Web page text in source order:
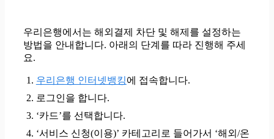
우리은행에서는 해외결제 차단 및 해제를 설정하는
방법을 안내합니다. 아래의 단계를 따라 진행해 주세
요.
우리은행 인터넷뱅킹에 접속합니다.
로그인을 합니다.
‘카드’를 선택합니다.
‘서비스 신청(이용)’ 카테고리로 들어가서 ‘해외/온